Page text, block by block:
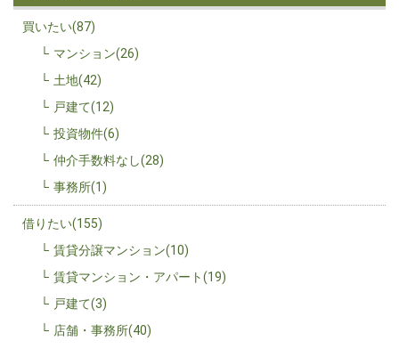
買いたい(87)
マンション(26)
土地(42)
戸建て(12)
投資物件(6)
仲介手数料なし(28)
事務所(1)
借りたい(155)
賃貸分譲マンション(10)
賃貸マンション・アパート(19)
戸建て(3)
店舗・事務所(40)